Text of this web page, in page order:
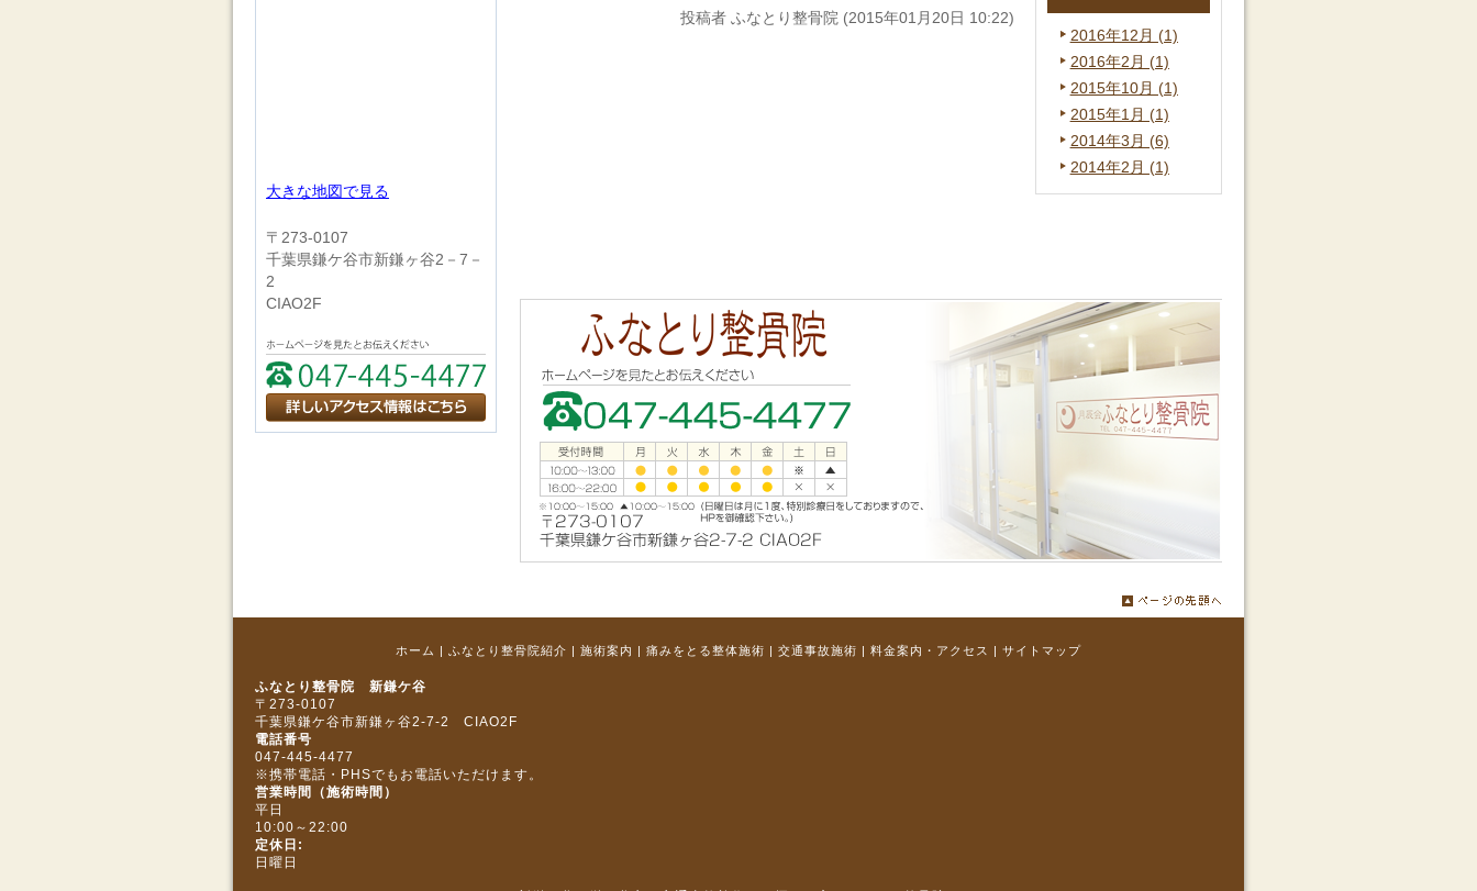
投稿者 ふなとり整骨院 (2015年01月20日 10:22)
2016年12月 (1)
2016年2月 (1)
2015年10月 (1)
2015年1月 (1)
2014年3月 (6)
2014年2月 (1)
大きな地図で見る
〒273‐0107
千葉県鎌ケ谷市新鎌ヶ谷2－7－
2
CIAO2F
ホーム | ふなとり整骨院紹介 | 施術案内 | 痛みをとる整体施術 | 交通事故施術 | 料金案内・アクセス | サイトマップ
ふなとり整骨院 新鎌ケ谷
〒273‐0107
千葉県鎌ケ谷市新鎌ヶ谷2-7-2 CIAO2F
電話番号
047-445-4477
※携帯電話・PHSでもお電話いただけます。
営業時間（施術時間）
平日
10:00～22:00
定休日:
日曜日